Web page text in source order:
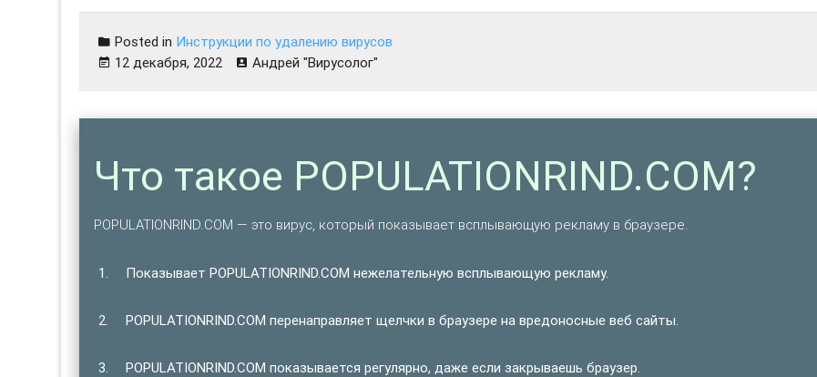
Posted in Инструкции по удалению вирусов
12 декабря, 2022
Андрей "Вирусолог"
Что такое POPULATIONRIND.COM?
POPULATIONRIND.COM — это вирус, который показывает всплывающую рекламу в браузере.
Показывает POPULATIONRIND.COM нежелательную всплывающую рекламу.
POPULATIONRIND.COM перенаправляет щелчки в браузере на вредоносные веб сайты.
POPULATIONRIND.COM показывается регулярно, даже если закрываешь браузер.